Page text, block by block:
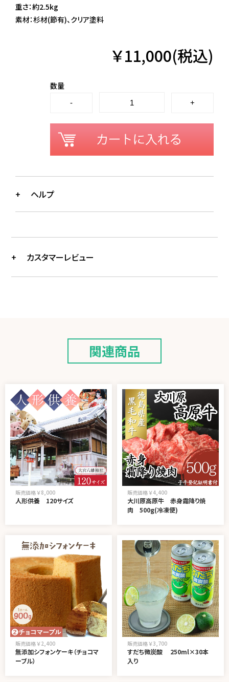
重さ：約2.5kg
素材：杉材(節有)、クリア塗料
￥11,000(税込)
数量
ヘルプ
カスタマーレビュー
関連商品
人形供養 120サイズ
販売価格 ￥8,000
大川原高原牛 赤身霜降り焼
肉 500g(冷凍便)
販売価格 ￥4,400
無添加シフォンケーキ（チョコマ
ーブル）
販売価格 ￥2,400
すだち微炭酸 250ml×30本
入り
販売価格 ￥3,700